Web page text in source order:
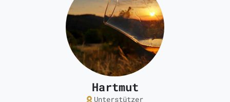
Hartmut
Unterstützer